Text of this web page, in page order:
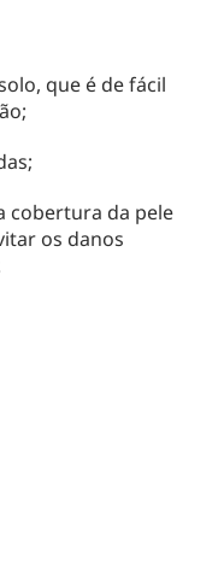
que é de fácil
cobertura da pele
os danos